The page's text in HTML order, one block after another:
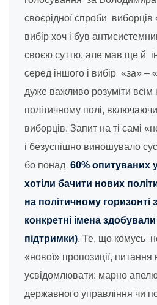
своєрідної спроби
вибір хоч і був
своєю суттю, але мав ще й
серед іншого і вибір «за» –
дуже важливо розуміти
політичному полі, включаючи
виборців. Запит на ті самі
і безуспішно виношувало
бо понад 60% опитуваних
хотіли бачити нових
на політичному горизонті
конкретні імена
підтримки). Те, що комусь
«нової» пропозиції,
усвідомлювати: марно
державного управління чи